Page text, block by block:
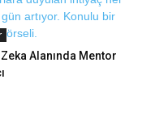
Alanında Mentor